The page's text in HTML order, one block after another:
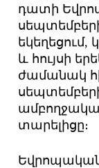
դատի
և հույսի
ժամանակ
տարելիցը։